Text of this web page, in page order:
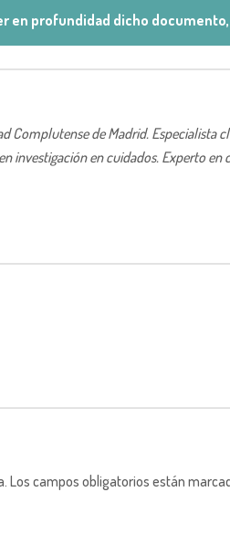
en profundidad dicho
Complutense de Madrid. Especialista
investigación en cuidados. Experto en
Los campos obligatorios están